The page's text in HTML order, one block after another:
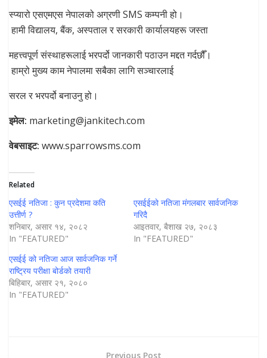
स्प्यारो एसएमएस नेपालको अग्रणी SMS कम्पनी हो।
हामी विद्यालय, बैंक, अस्पताल र सरकारी कार्यालयहरू जस्ता
महत्त्वपूर्ण संस्थाहरूलाई भरपर्दो जानकारी पठाउन मद्दत गर्दछौँ।
हाम्रो मुख्य काम नेपालमा सबैका लागि सञ्चारलाई
सरल र भरपर्दो बनाउनु हो।
इमेल: marketing@jankitech.com
वेबसाइट: www.sparrowsms.com
Related
एसईई नतिजा : कुन प्रदेशमा कति
उत्तीर्ण ?
शनिबार, असार १४, २०८२
In "FEATURED"
एसईईकाे नतिजा मंगलबार सार्वजनिक
गरिदै
आइतवार, बैशाख २७, २०८३
In "FEATURED"
एसईई को नतिजा आज सार्वजनिक गर्ने
राष्ट्रिय परीक्षा बोर्डकाे तयारी
बिहिबार, असार २१, २०८०
In "FEATURED"
Previous Post